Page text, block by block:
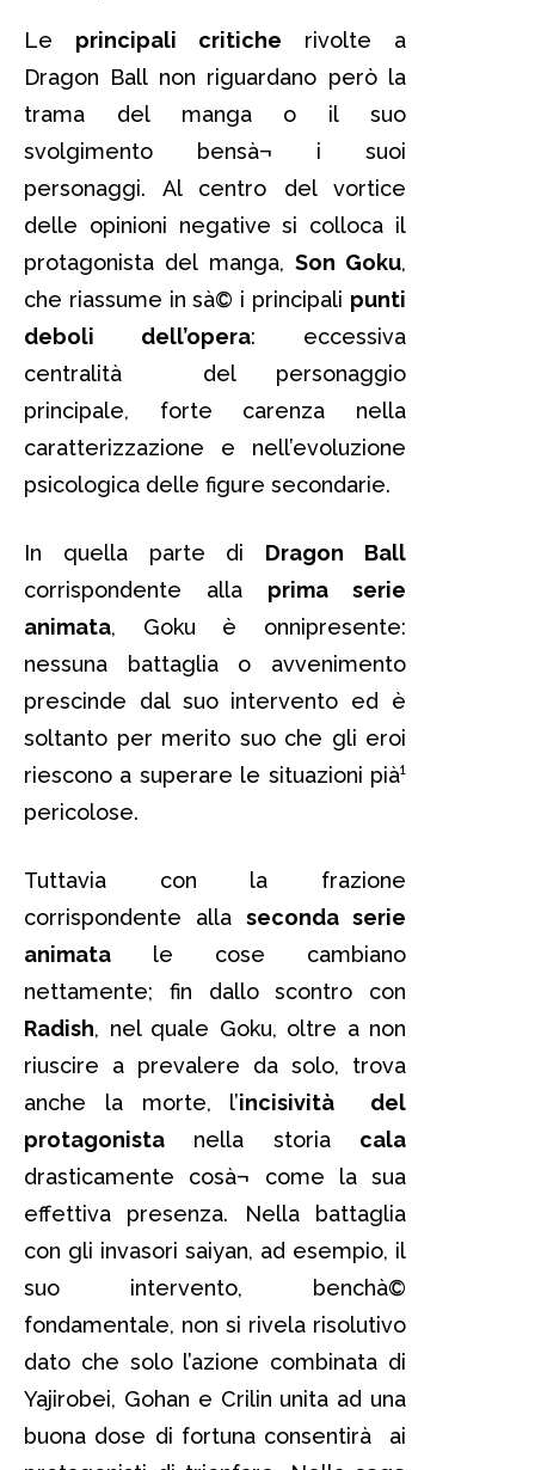
Le principali critiche rivolte a
Dragon Ball non riguardano però la
trama del manga o il suo
svolgimento bensà¬ i suoi
personaggi. Al centro del vortice
delle opinioni negative si colloca il
protagonista del manga, Son Goku,
che riassume in sà© i principali punti
deboli dell’opera: eccessiva
centralità del personaggio
principale, forte carenza nella
caratterizzazione e nell’evoluzione
psicologica delle figure secondarie.
In quella parte di Dragon Ball
corrispondente alla prima serie
animata, Goku è onnipresente:
nessuna battaglia o avvenimento
prescinde dal suo intervento ed è
soltanto per merito suo che gli eroi
riescono a superare le situazioni pià¹
pericolose.
Tuttavia con la frazione
corrispondente alla seconda serie
animata le cose cambiano
nettamente; fin dallo scontro con
Radish, nel quale Goku, oltre a non
riuscire a prevalere da solo, trova
anche la morte, l’incisività del
protagonista nella storia cala
drasticamente cosà¬ come la sua
effettiva presenza. Nella battaglia
con gli invasori saiyan, ad esempio, il
suo intervento, benchà©
fondamentale, non si rivela risolutivo
dato che solo l’azione combinata di
Yajirobei, Gohan e Crilin unita ad una
buona dose di fortuna consentirà ai